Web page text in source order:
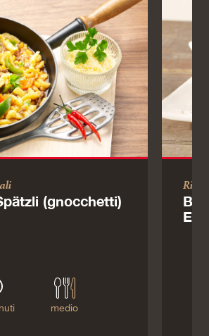
(gnocchetti)
medio